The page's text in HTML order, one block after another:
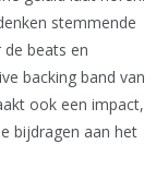
stemmende
beats en
backing band van
ook een impact,
bijdragen aan het